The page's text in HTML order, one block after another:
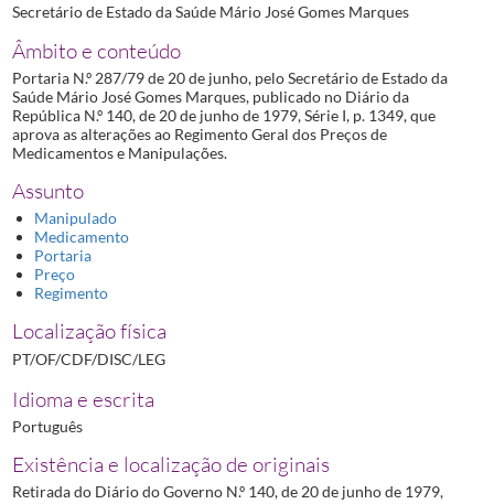
Secretário de Estado da Saúde Mário José Gomes Marques
Âmbito e conteúdo
Portaria N.º 287/79 de 20 de junho, pelo Secretário de Estado da
Saúde Mário José Gomes Marques, publicado no Diário da
República N.º 140, de 20 de junho de 1979, Série I, p. 1349, que
aprova as alterações ao Regimento Geral dos Preços de
Medicamentos e Manipulações.
Assunto
Manipulado
Medicamento
Portaria
Preço
Regimento
Localização física
PT/OF/CDF/DISC/LEG
Idioma e escrita
Português
Existência e localização de originais
Retirada do Diário do Governo N.º 140, de 20 de junho de 1979,